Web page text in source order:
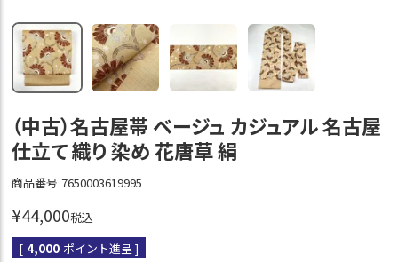
（中古）名古屋帯 ベージュ カジュアル 名古屋
仕立て 織り 染め 花唐草 絹
商品番号 7650003619995
¥44,000税込
[ 4,000 ポイント進呈 ]